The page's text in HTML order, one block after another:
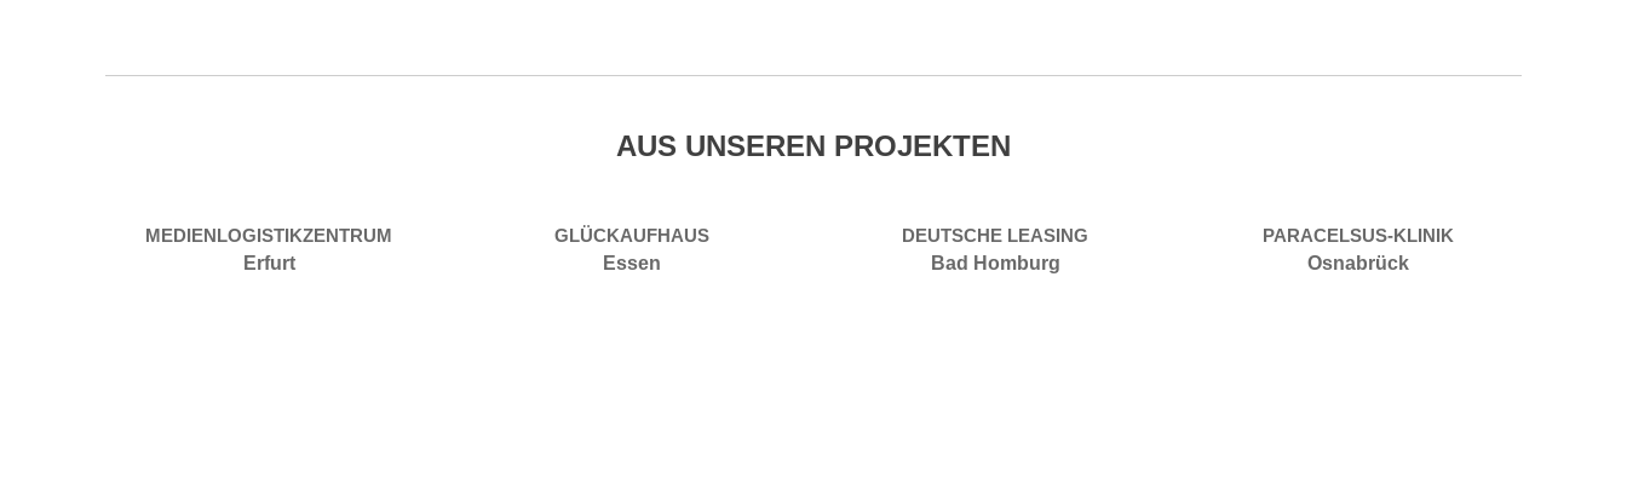
AUS UNSEREN PROJEKTEN
MEDIENLOGISTIKZENTRUM
Erfurt
GLÜCKAUFHAUS
Essen
DEUTSCHE LEASING
Bad Homburg
PARACELSUS-KLINIK
Osnabrück